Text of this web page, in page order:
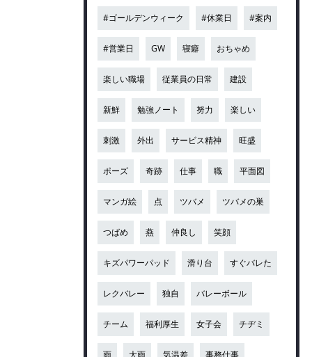
#ゴールデンウィーク #休業日 #案内
#営業日 GW 寝癖 おちゃめ
楽しい職場 従業員の日常 建設
新鮮 勉強ノート 努力 楽しい
刺激 外出 サービス精神 旺盛
ポーズ 奇跡 仕事 職 平面図
マンガ絵 点 ツバメ ツバメの巣
つばめ 燕 仲良し 笑顔
キズパワーパッド 滑り台 すぐバレた
レクバレー 独自 バレーボール
チーム 福利厚生 女子会 チヂミ
雨 大雨 気温差 事務仕事